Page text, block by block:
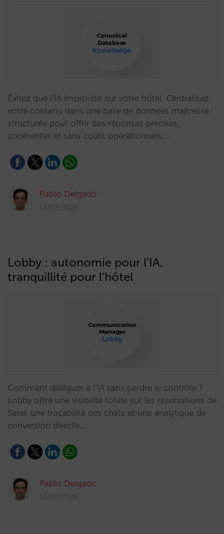
Évitez que l’IA improvise sur votre hôtel. Centralisez
votre contenu dans une base de données maîtresse
structurée pour offrir des réponses précises,
cohérentes et sans coûts opérationnels. …
Pablo Delgado
12/03/2026
Lobby : autonomie pour l’IA,
tranquillité pour l’hôtel
Comment déléguer à l’IA sans perdre le contrôle ?
Lobby offre une visibilité totale sur les réservations de
Sarai, une traçabilité des chats et une analytique de
conversion directe.…
Pablo Delgado
12/03/2026